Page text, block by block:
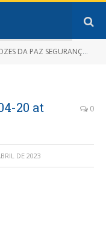
DA PAZ SEGURANÇA POLICIAL NAS ESCOLAS CONTINUAM
20 at
0
DE 2023